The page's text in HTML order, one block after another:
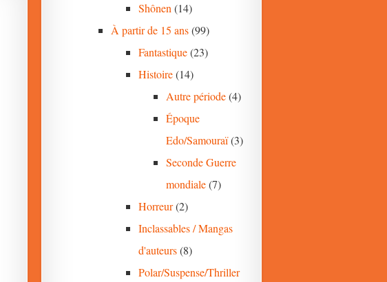
Shônen (14)
À partir de 15 ans(99)
Fantastique(23)
Histoire(14)
Autre période(4)
Époque
Edo/Samouraï(3)
Seconde Guerre
mondiale(7)
Horreur(2)
Inclassables / Mangas
d'auteurs(8)
Polar/Suspense/Thriller